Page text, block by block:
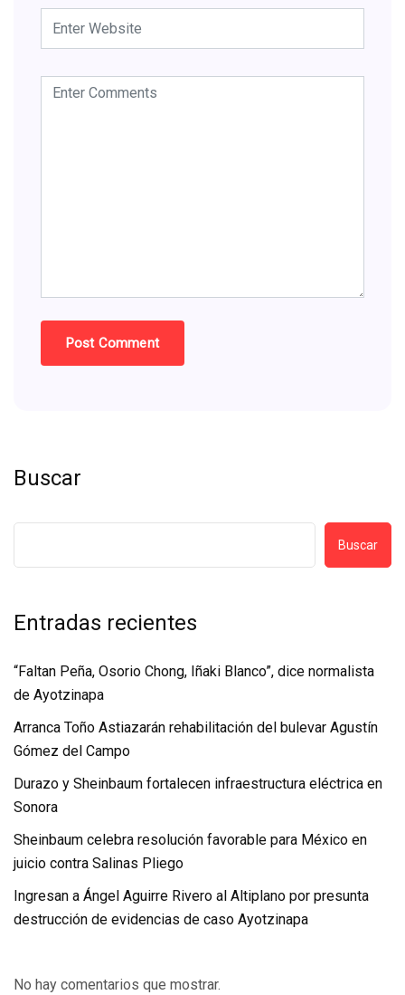
Buscar
Buscar
Entradas recientes
“Faltan Peña, Osorio Chong, Iñaki Blanco”, dice normalista
de Ayotzinapa
Arranca Toño Astiazarán rehabilitación del bulevar Agustín
Gómez del Campo
Durazo y Sheinbaum fortalecen infraestructura eléctrica en
Sonora
Sheinbaum celebra resolución favorable para México en
juicio contra Salinas Pliego
Ingresan a Ángel Aguirre Rivero al Altiplano por presunta
destrucción de evidencias de caso Ayotzinapa
No hay comentarios que mostrar.